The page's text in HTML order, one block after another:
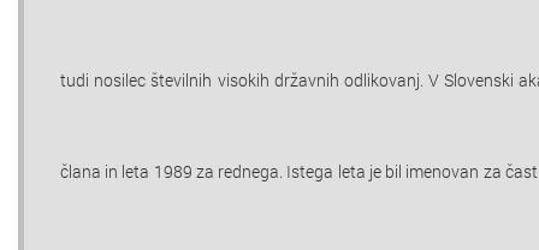
tudi nosilec številnih visokih državnih odlikovanj. V Slovenski
člana in leta 1989 za rednega. Istega leta je bil imenovan za